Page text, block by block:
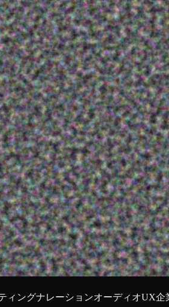
ィングナレーションオーディオUX企